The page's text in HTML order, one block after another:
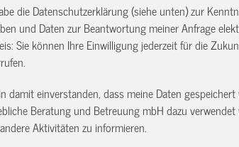
die Datenschutzerklärung (siehe unten) zur
und Daten zur Beantwortung meiner Anfrage
Sie können Ihre Einwilligung jederzeit für die
damit einverstanden, dass meine Daten
Beratung und Betreuung mbH dazu
Aktivitäten zu informieren.